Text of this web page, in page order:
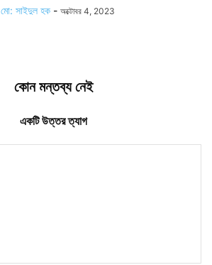
মো: সাইদুল হক - অক্টোবর 4, 2023
কোন মন্তব্য নেই
একটি উত্তর ত্যাগ